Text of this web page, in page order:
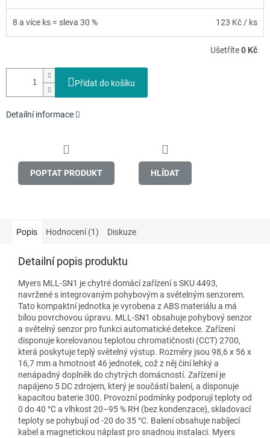
8 a více ks = sleva 30 % 123 Kč / ks
Ušetříte0 Kč
Přidat do košíku
Detailní informace
POPTAT PRODUKT HLÍDAT
Popis Hodnocení (1) Diskuze
Detailní popis produktu
Myers MLL-SN1 je chytré domácí zařízení s SKU 4493,
navržené s integrovaným pohybovým a světelným senzorem.
Tato kompaktní jednotka je vyrobena z ABS materiálu a má
bílou povrchovou úpravu. MLL-SN1 obsahuje pohybový senzor
a světelný senzor pro funkci automatické detekce. Zařízení
disponuje korelovanou teplotou chromatičnosti (CCT) 2700,
která poskytuje teplý světelný výstup. Rozměry jsou 98,6 x 56 x
16,7 mm a hmotnost 46 jednotek, což z něj činí lehký a
nenápadný doplněk do chytrých domácností. Zařízení je
napájeno 5 DC zdrojem, který je součástí balení, a disponuje
kapacitou baterie 300. Provozní podmínky podporují teploty od
0 do 40 °C a vlhkost 20–95 % RH (bez kondenzace), skladovací
teploty se pohybují od -20 do 35 °C. Balení obsahuje nabíjecí
kabel a magnetickou náplast pro snadnou instalaci. Myers